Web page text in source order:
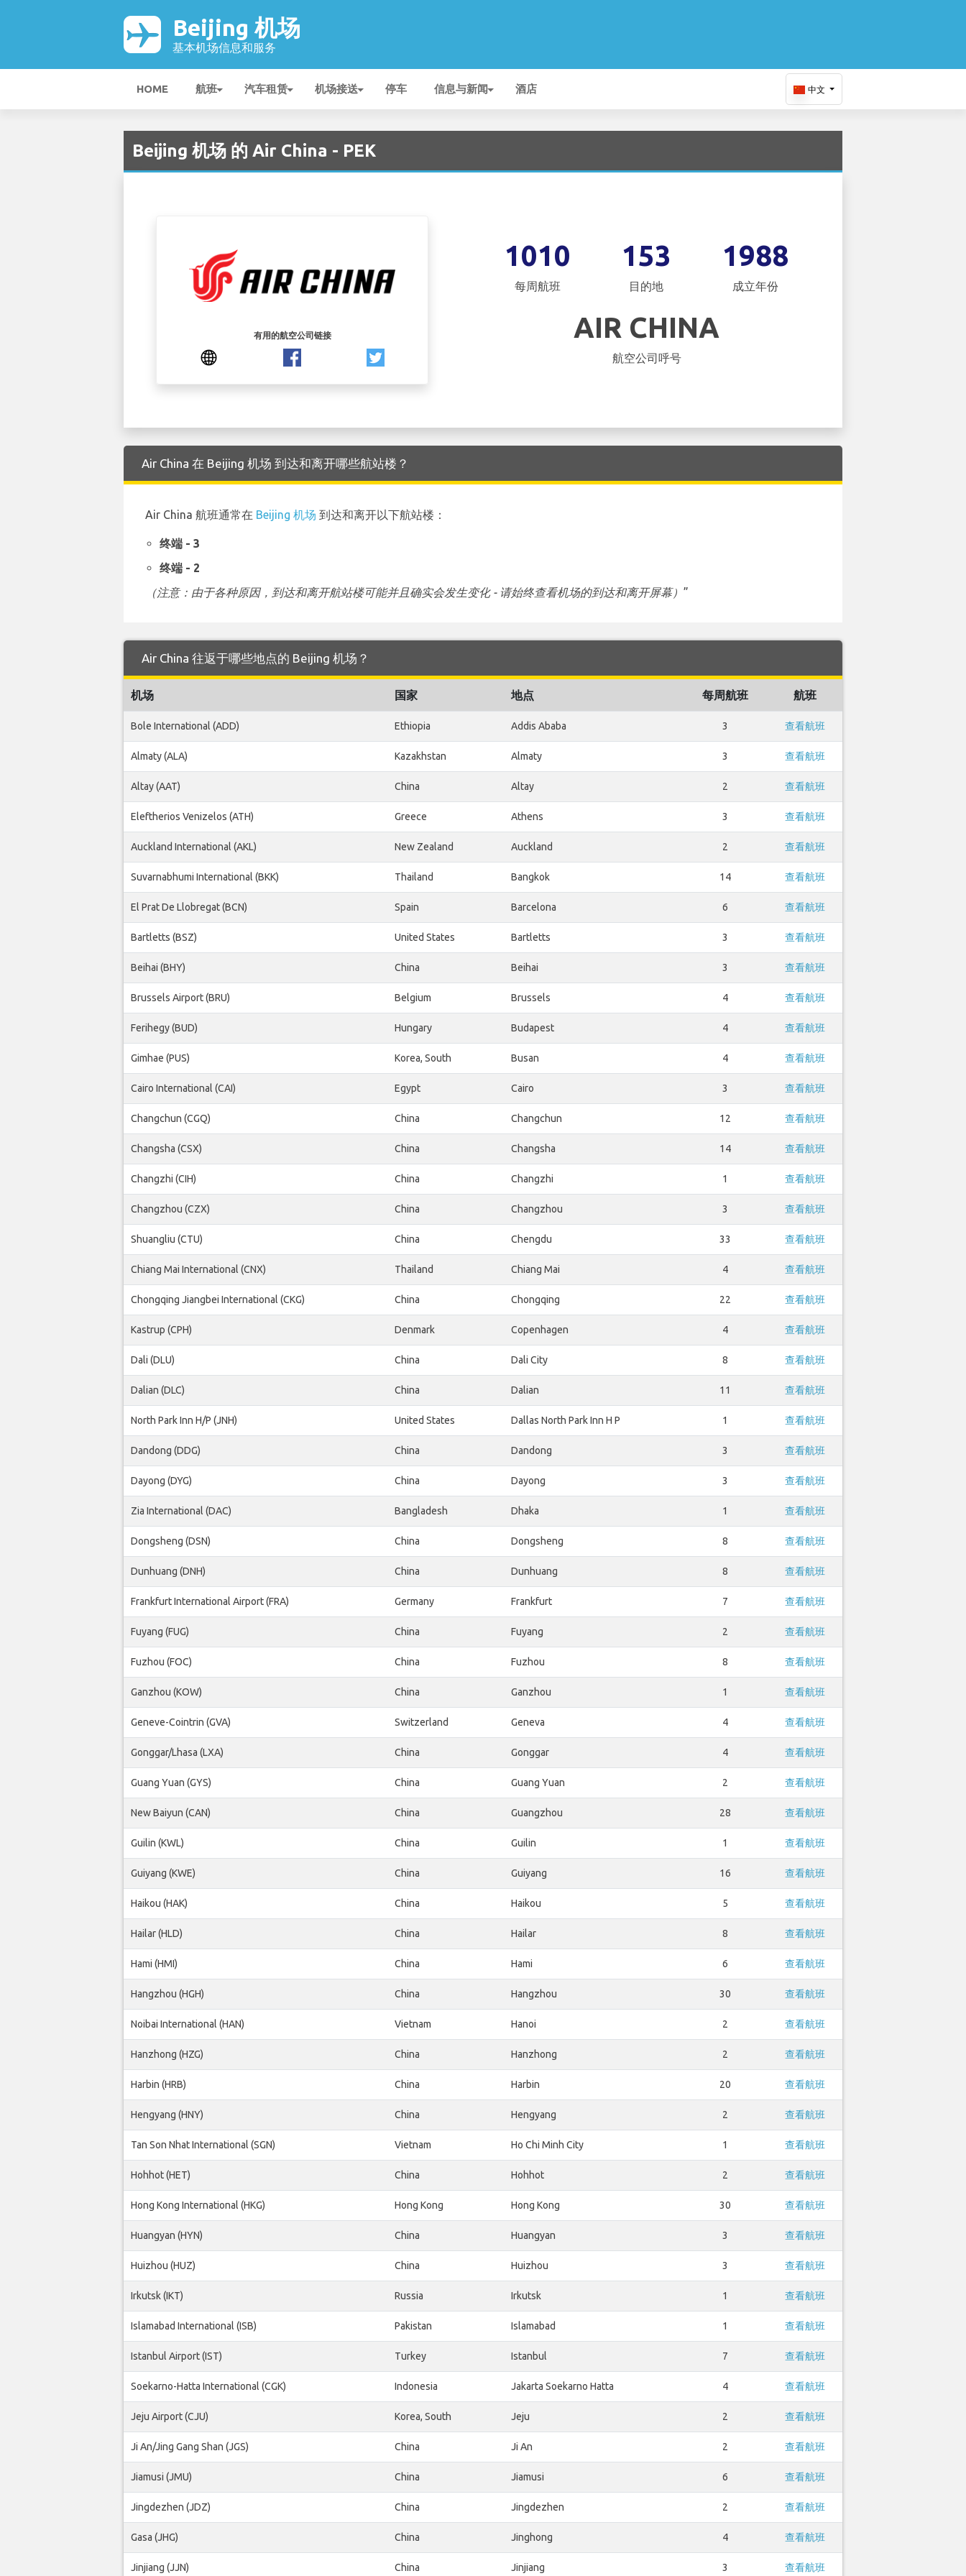
Beijing 机场
基本机场信息和服务
HOME 航班 汽车租赁 机场接送 停车 信息与新闻 酒店 中文
Beijing 机场 的 Air China - PEK
有用的航空公司链接
1010
每周航班
153
目的地
1988
成立年份
AIR CHINA
航空公司呼号
Air China 在 Beijing 机场 到达和离开哪些航站楼？
Air China 航班通常在 Beijing 机场 到达和离开以下航站楼：
终端 - 3
终端 - 2
（注意：由于各种原因，到达和离开航站楼可能并且确实会发生变化 - 请始终查看机场的到达和离开屏幕） ”
Air China 往返于哪些地点的 Beijing 机场？
机场 国家 地点 每周航班 航班
Bole International (ADD) Ethiopia Addis Ababa 3 查看航班
Almaty (ALA) Kazakhstan Almaty 3 查看航班
Altay (AAT) China Altay 2 查看航班
Eleftherios Venizelos (ATH) Greece Athens 3 查看航班
Auckland International (AKL) New Zealand Auckland 2 查看航班
Suvarnabhumi International (BKK) Thailand Bangkok 14 查看航班
El Prat De Llobregat (BCN) Spain Barcelona 6 查看航班
Bartletts (BSZ) United States Bartletts 3 查看航班
Beihai (BHY) China Beihai 3 查看航班
Brussels Airport (BRU) Belgium Brussels 4 查看航班
Ferihegy (BUD) Hungary Budapest 4 查看航班
Gimhae (PUS) Korea, South Busan 4 查看航班
Cairo International (CAI) Egypt Cairo 3 查看航班
Changchun (CGQ) China Changchun 12 查看航班
Changsha (CSX) China Changsha 14 查看航班
Changzhi (CIH) China Changzhi 1 查看航班
Changzhou (CZX) China Changzhou 3 查看航班
Shuangliu (CTU) China Chengdu 33 查看航班
Chiang Mai International (CNX) Thailand Chiang Mai 4 查看航班
Chongqing Jiangbei International (CKG) China Chongqing 22 查看航班
Kastrup (CPH) Denmark Copenhagen 4 查看航班
Dali (DLU) China Dali City 8 查看航班
Dalian (DLC) China Dalian 11 查看航班
North Park Inn H/P (JNH) United States Dallas North Park Inn H P 1 查看航班
Dandong (DDG) China Dandong 3 查看航班
Dayong (DYG) China Dayong 3 查看航班
Zia International (DAC) Bangladesh Dhaka 1 查看航班
Dongsheng (DSN) China Dongsheng 8 查看航班
Dunhuang (DNH) China Dunhuang 8 查看航班
Frankfurt International Airport (FRA) Germany Frankfurt 7 查看航班
Fuyang (FUG) China Fuyang 2 查看航班
Fuzhou (FOC) China Fuzhou 8 查看航班
Ganzhou (KOW) China Ganzhou 1 查看航班
Geneve-Cointrin (GVA) Switzerland Geneva 4 查看航班
Gonggar/Lhasa (LXA) China Gonggar 4 查看航班
Guang Yuan (GYS) China Guang Yuan 2 查看航班
New Baiyun (CAN) China Guangzhou 28 查看航班
Guilin (KWL) China Guilin 1 查看航班
Guiyang (KWE) China Guiyang 16 查看航班
Haikou (HAK) China Haikou 5 查看航班
Hailar (HLD) China Hailar 8 查看航班
Hami (HMI) China Hami 6 查看航班
Hangzhou (HGH) China Hangzhou 30 查看航班
Noibai International (HAN) Vietnam Hanoi 2 查看航班
Hanzhong (HZG) China Hanzhong 2 查看航班
Harbin (HRB) China Harbin 20 查看航班
Hengyang (HNY) China Hengyang 2 查看航班
Tan Son Nhat International (SGN) Vietnam Ho Chi Minh City 1 查看航班
Hohhot (HET) China Hohhot 2 查看航班
Hong Kong International (HKG) Hong Kong Hong Kong 30 查看航班
Huangyan (HYN) China Huangyan 3 查看航班
Huizhou (HUZ) China Huizhou 3 查看航班
Irkutsk (IKT) Russia Irkutsk 1 查看航班
Islamabad International (ISB) Pakistan Islamabad 1 查看航班
Istanbul Airport (IST) Turkey Istanbul 7 查看航班
Soekarno-Hatta International (CGK) Indonesia Jakarta Soekarno Hatta 4 查看航班
Jeju Airport (CJU) Korea, South Jeju 2 查看航班
Ji An/Jing Gang Shan (JGS) China Ji An 2 查看航班
Jiamusi (JMU) China Jiamusi 6 查看航班
Jingdezhen (JDZ) China Jingdezhen 2 查看航班
Gasa (JHG) China Jinghong 4 查看航班
Jinjiang (JJN) China Jinjiang 3 查看航班